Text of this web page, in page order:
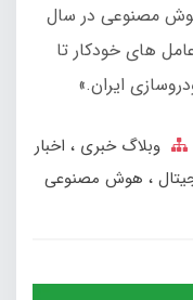
هوش مصنوعی در سال
عامل‌ های خودکار تا
وبلاگ خبری
اخبار
هوش مصنوعی